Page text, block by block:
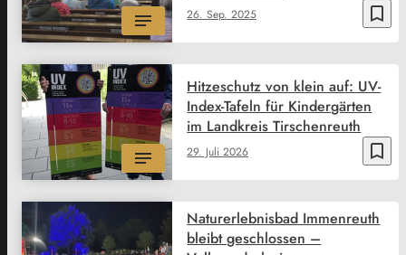
bookmark_border
26. Sep. 2025
bookmark_border
29. Juli 2026
Hitzeschutz von klein auf: UV-
Index-Tafeln für Kindergärten
im Landkreis Tirschenreuth
Naturerlebnisbad Immenreuth
bleibt geschlossen –